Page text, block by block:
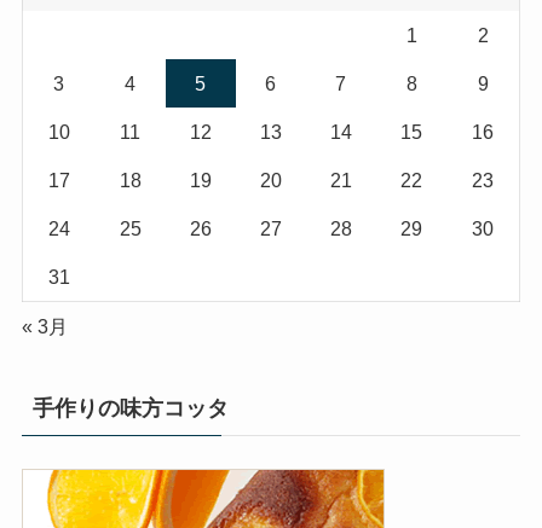
1 2
3 4 5 6 7 8 9
10 11 12 13 14 15 16
17 18 19 20 21 22 23
24 25 26 27 28 29 30
31
« 3月
手作りの味方コッタ